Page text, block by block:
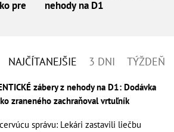
pre
nehody na D1
NAJČÍTANEJŠIE 3 DNI TÝŽDEŇ
zábery z nehody na D1: Dodávka
zraneného zachraňoval vrtuľník
správu: Lekári zastavili liečbu